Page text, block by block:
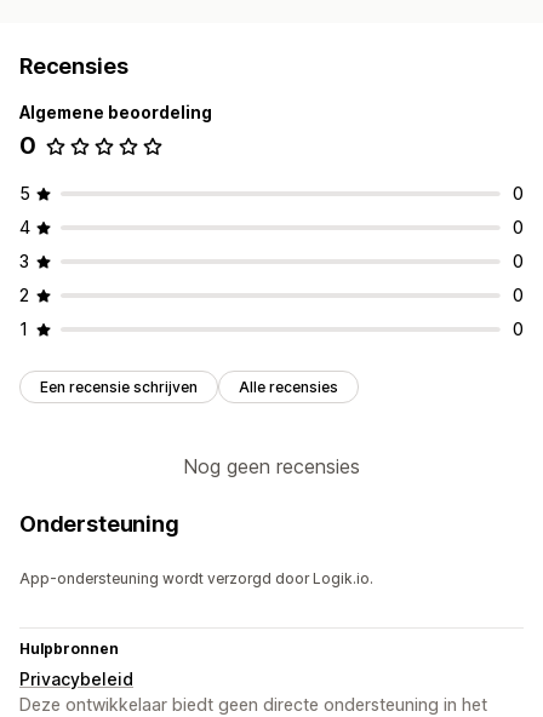
Recensies
Algemene beoordeling
0
5
0
4
0
3
0
2
0
1
0
Een recensie schrijven Alle recensies
Nog geen recensies
Ondersteuning
App-ondersteuning wordt verzorgd door Logik.io.
Hulpbronnen
Privacybeleid
Deze ontwikkelaar biedt geen directe ondersteuning in het